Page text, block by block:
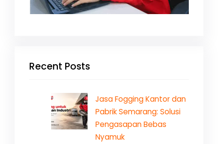
Recent Posts
Jasa Fogging Kantor dan
Pabrik Semarang: Solusi
Pengasapan Bebas
Nyamuk